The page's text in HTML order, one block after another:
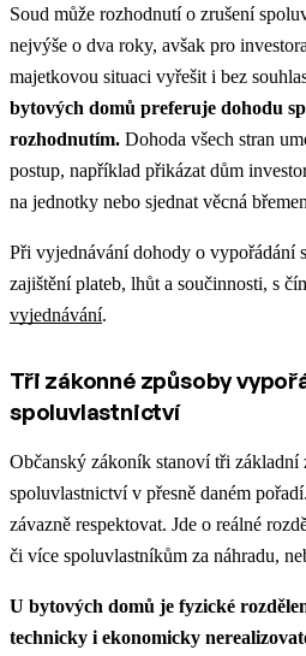
Soud může rozhodnutí o zrušení
nejvýše o dva roky, avšak pro
majetkovou situaci vyřešit i bez
bytových domů preferuje dohodu
rozhodnutím. Dohoda všech stran
postup, například přikázat dům
na jednotky nebo sjednat věcná
Při vyjednávání dohody o vypořádání
zajištění plateb, lhůt a součinnosti, s
vyjednávání.
Tři zákonné způsoby
spoluvlastnictví
Občanský zákoník stanoví tři základní
spoluvlastnictví v přesně daném
závazně respektovat. Jde o reálné
či více spoluvlastníkům za náhradu,
U bytových domů je fyzické
technicky i ekonomicky